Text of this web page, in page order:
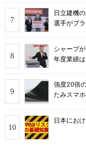
日立建機
選手がブ
シャープ
年度業績
強度20倍
たみスマ
日本にお